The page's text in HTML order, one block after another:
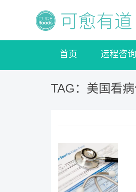
首页 远程咨询
TAG：美国看